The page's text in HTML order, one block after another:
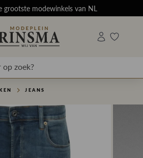
grootste modewinkels van NL
JEANS